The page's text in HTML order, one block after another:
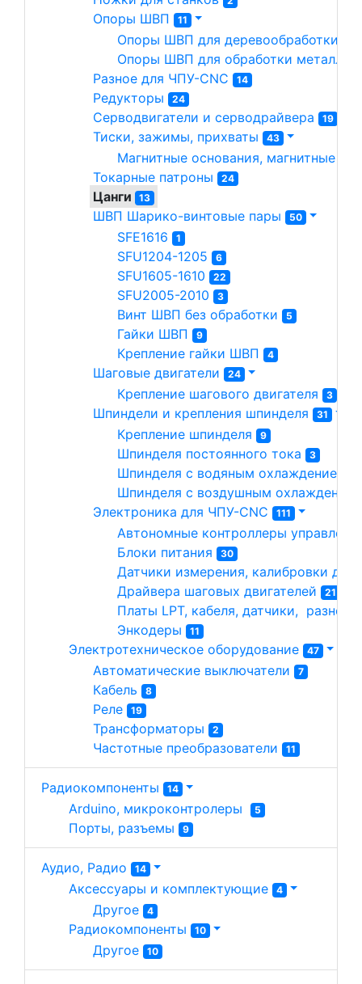
Опоры ШВП 11
Опоры ШВП для деревообработки
Опоры ШВП для обработки
Разное для ЧПУ-CNC
14
Редукторы 24
Серводвигатели и серводрайвера 19
Тиски, зажимы, прихваты 43
Магнитные основания, магнитные
Токарные патроны
24
Цанги 13
ШВП Шарико-винтовые пары 50
SFE1616 1
SFU1204-1205 6
SFU1605-1610 22
SFU2005-2010 3
Винт ШВП без обработки 5
Гайки ШВП 9
Крепление гайки ШВП 4
Шаговые двигатели 24
Крепление шагового двигателя 3
Шпиндели и крепления шпинделя 31
Крепление шпинделя 9
Шпинделя постоянного тока 3
Шпинделя с водяным охлаждением
Шпинделя с воздушным
Электроника для ЧПУ-CNC
111
Автономные контроллеры
Блоки питания
30
Датчики измерения, калибровки
Драйвера шаговых двигателей
21
Платы LPT, кабеля, датчики,  разное
Энкодеры 11
Электротехническое оборудование 47
Автоматические выключатели 7
Кабель 8
Реле 19
Трансформаторы 2
Частотные преобразователи 11
Радиокомпоненты 14
Arduino, микроконтролеры 5
Порты, разъемы 9
Аудио, Радио 14
Аксессуары и комплектующие 4
Другое 4
Радиокомпоненты 10
Другое 10